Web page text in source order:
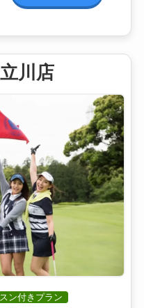
川店
ン付きプラン